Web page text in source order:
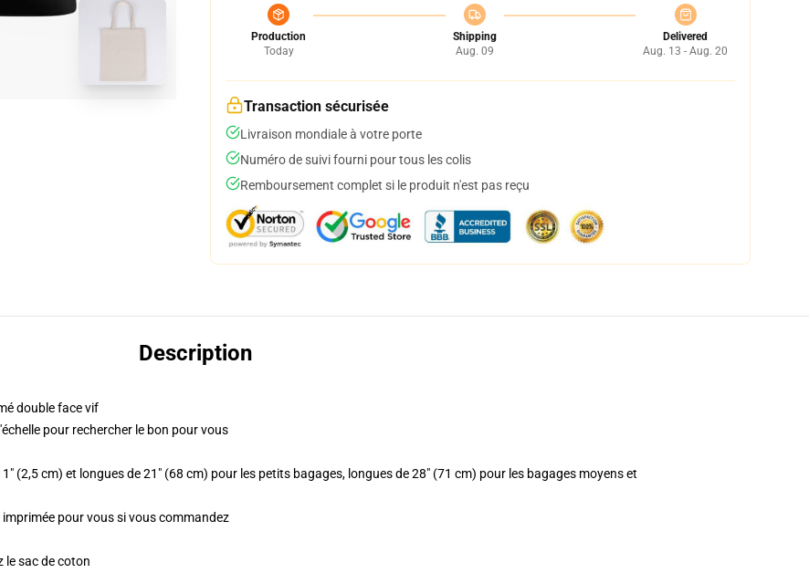
Production
Today
Shipping
Aug. 09
Delivered
Aug. 13 - Aug. 20
Transaction sécurisée
Livraison mondiale à votre porte
Numéro de suivi fourni pour tous les colis
Remboursement complet si le produit n'est pas reçu
Description
double face vif
pour rechercher le bon pour vous
(2,5 cm) et longues de 21" (68 cm) pour les petits bagages, longues de 28" (71 cm) pour les bagages moyens et
pour vous si vous commandez
le sac de coton